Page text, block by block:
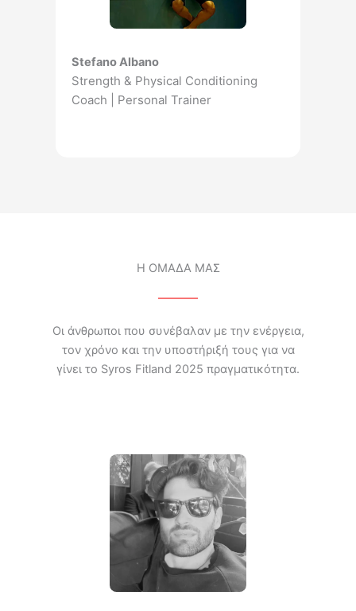
Stefano Albano
Strength & Physical Conditioning
Coach | Personal Trainer
Η ΟΜΑΔΑ ΜΑΣ
Οι άνθρωποι που συνέβαλαν με την ενέργεια,
τον χρόνο και την υποστήριξή τους για να
γίνει το Syros Fitland 2025 πραγματικότητα.